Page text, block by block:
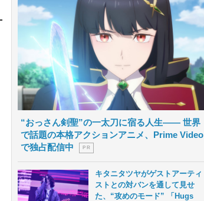
“おっさん剣聖”の一太刀に宿る人生―― 世界
で話題の本格アクションアニメ、Prime Video
で独占配信中
P R
キタニタツヤがゲストアーティ
ストとの対バンを通して見せ
た、“攻めのモード” 「Hugs